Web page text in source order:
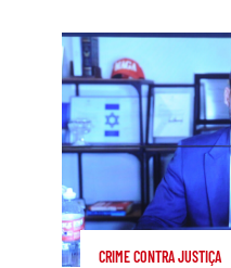
CRIME CONTRA JUSTIÇA